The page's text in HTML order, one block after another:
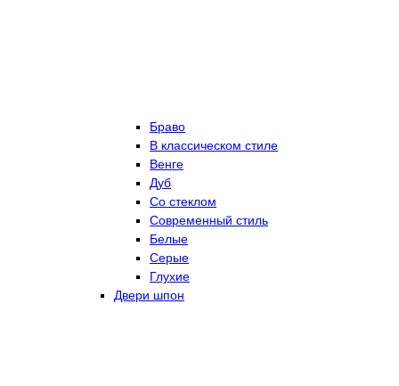
Браво
В классическом стиле
Венге
Дуб
Со стеклом
Современный стиль
Белые
Серые
Глухие
Двери шпон